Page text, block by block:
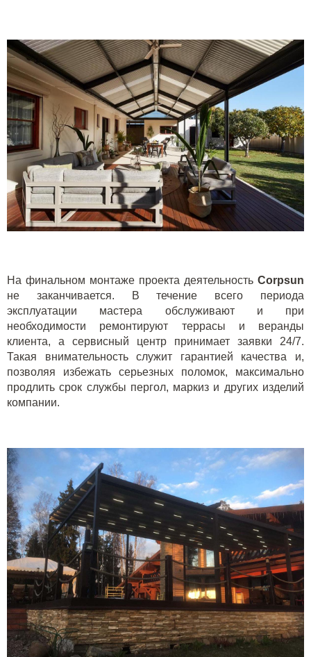
На финальном монтаже проекта деятельность Corpsun
не заканчивается. В течение всего периода
эксплуатации мастера обслуживают и при
необходимости ремонтируют террасы и веранды
клиента, а сервисный центр принимает заявки 24/7.
Такая внимательность служит гарантией качества и,
позволяя избежать серьезных поломок, максимально
продлить срок службы пергол, маркиз и других изделий
компании.